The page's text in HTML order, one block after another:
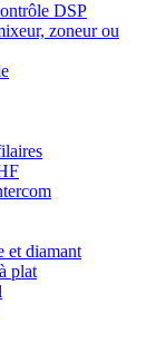
DSP
zoneur ou
et diamant
plat